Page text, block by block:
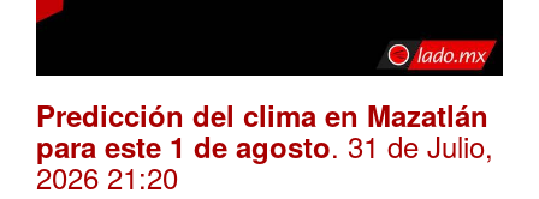
Predicción del clima en Mazatlán
para este 1 de agosto. 31 de Julio,
2026 21:20